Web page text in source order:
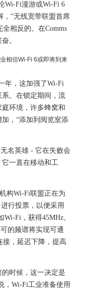
Wi-Fi漫游或Wi-Fi 6
，”无线宽带联盟首席
全相反的。在Comms
。
相信Wi-Fi 6或即将到来
年，这加强了Wi-Fi
。在锁定期间，流
环境，许多蜂窝和
，“添加到阅览室添
名英雄 - 它在失败会
一直在移动和工
构Wi-Fi联盟正在为
行投票，以便采用
Fi，获得45MHz。
的频谱将实现可通
接，延迟下降，提高
时候，这一决定是
，Wi-Fi工业准备使用